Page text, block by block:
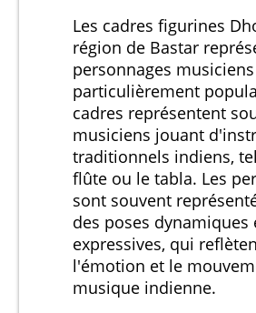
Les cadres figurines
région de Bastar
personnages
particulièrement
cadres représentent
musiciens jouant
traditionnels indiens,
flûte ou le tabla. Les
sont souvent
des poses dynamiques
expressives, qui
l'émotion et le
musique indienne.